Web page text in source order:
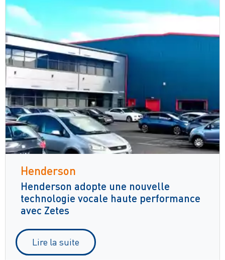
Henderson
Henderson adopte une nouvelle
technologie vocale haute performance
avec Zetes
Lire la suite